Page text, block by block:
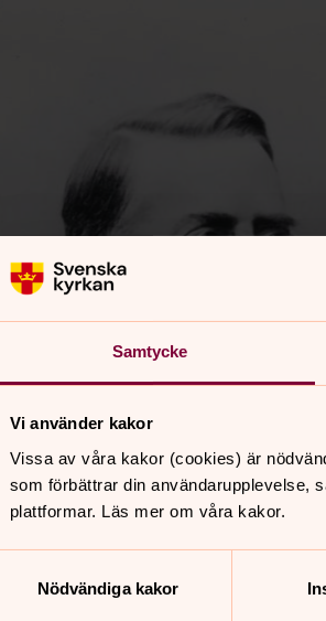
Samtycke
Vi använder kakor
Vissa av våra kakor (cookies) är
som förbättrar din användarupplevelse,
plattformar. Läs mer om våra kakor.
Nödvändiga kakor